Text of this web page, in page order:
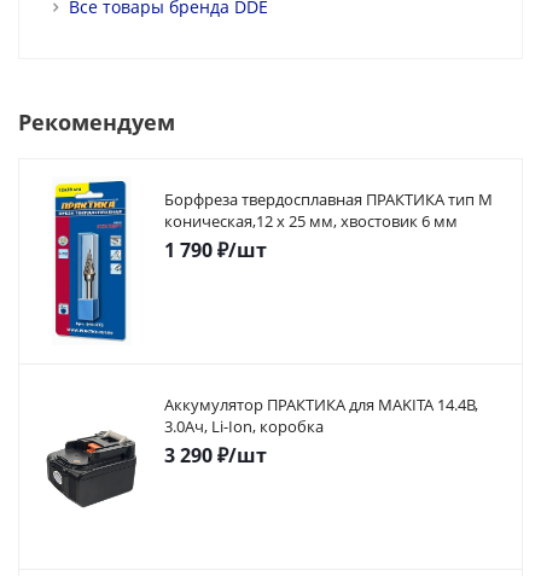
Все товары бренда DDE
Рекомендуем
Борфреза твердосплавная ПРАКТИКА тип M
коническая,12 х 25 мм, хвостовик 6 мм
1 790₽/шт
Аккумулятор ПРАКТИКА для MAKITA 14.4В,
3.0Ач, Li-Ion, коробка
3 290₽/шт